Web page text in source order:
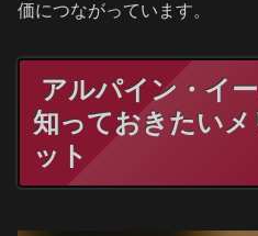
価につながっています。
アルパイン・イ
知っておきたいメ
ット